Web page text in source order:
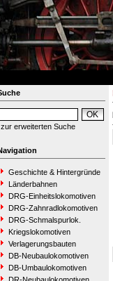
zur erweiterten Suche
Geschichte & Hintergründe
Länderbahnen
DRG-Einheitslokomotiven
DRG-Zahnradlokomotiven
DRG-Schmalspurlok.
Kriegslokomotiven
Verlagerungsbauten
DB-Neubaulokomotiven
DB-Umbaulokomotiven